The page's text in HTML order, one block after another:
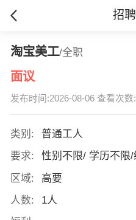
招
淘宝美工/全职
面议
发布时间:2026-08-06 查看次数
类别:
普通工人
要求:
性别不限/ 学历不限
区域:
高要
人数:
1人